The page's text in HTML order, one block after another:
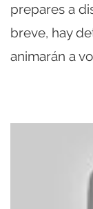
prepares a
breve, hay
animarán a